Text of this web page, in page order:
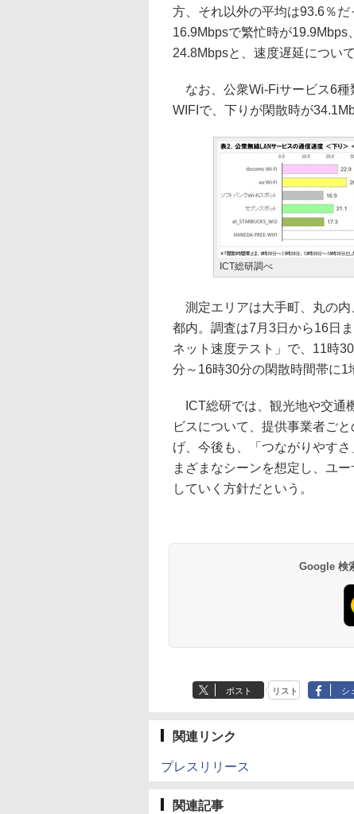
方、それ以外の平均は93.6％
16.9Mbpsで繁忙時が
24.8Mbpsと、速度遅延につい
なお、公衆Wi-Fiサービス6種
WIFIで、下りが閑散時が
ICT総研調べ
測定エリアは大手町、丸の内
都内。調査は7月3日から16日
ネット速度テスト」で、11時
分～16時30分の閑散時間帯に1
ICT総研では、観光地や交通
ビスについて、提供事業者ご
げ、今後も、「つながりやす
まざまなシーンを想定し、ユ
していく方針だという。
Google 検
ポスト リスト シ
関連リンク
プレスリリース
関連記事